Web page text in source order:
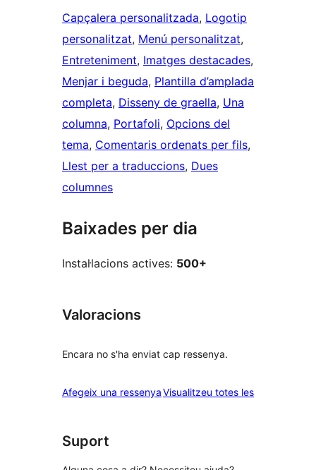
Capçalera personalitzada, Logotip
personalitzat, Menú personalitzat
Entreteniment, Imatges destacades
Menjar i beguda, Plantilla d’amplada
completa, Disseny de graella, Una
columna, Portafoli, Opcions del
tema, Comentaris ordenats per fils
Llest per a traduccions, Dues
columnes
Baixades per dia
Instal·lacions actives: 500+
Valoracions
Encara no s'ha enviat cap ressenya.
Afegeix una ressenyaVisualitzeu totes lesressenyes
Suport